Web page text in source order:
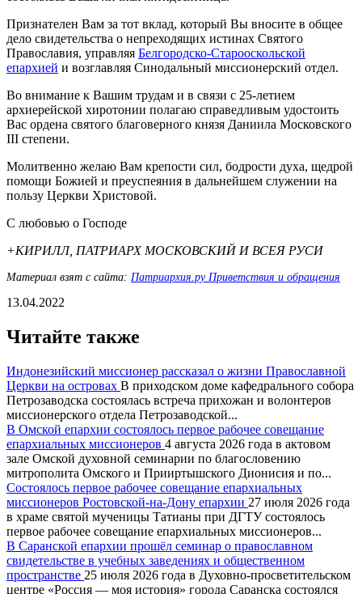
Признателен Вам за тот вклад, который Вы вносите в общее
дело свидетельства о непреходящих истинах Святого
Православия, управляя Белгородско-Старооскольской
епархией и возглавляя Синодальный миссионерский отдел.
Во внимание к Вашим трудам и в связи с 25-летием
архиерейской хиротонии полагаю справедливым удостоить
Вас ордена святого благоверного князя Даниила Московского
III степени.
Молитвенно желаю Вам крепости сил, бодрости духа, щедрой
помощи Божией и преуспеяния в дальнейшем служении на
пользу Церкви Христовой.
С любовью о Господе
+КИРИЛЛ, ПАТРИАРХ МОСКОВСКИЙ И ВСЕЯ РУСИ
Материал взят с сайта: Патриархия.ру Приветствия и обращения
13.04.2022
Читайте также
Индонезийский миссионер рассказал о жизни Православной
Церкви на островах В приходском доме кафедрального собора
Петрозаводска состоялась встреча прихожан и волонтеров
миссионерского отдела Петрозаводской...
В Омской епархии состоялось первое рабочее совещание
епархиальных миссионеров 4 августа 2026 года в актовом
зале Омской духовной семинарии по благословению
митрополита Омского и Прииртышского Дионисия и по...
Состоялось первое рабочее совещание епархиальных
миссионеров Ростовской-на-Дону епархии 27 июля 2026 года
в храме святой мученицы Татианы при ДГТУ состоялось
первое рабочее совещание епархиальных миссионеров...
В Саранской епархии прошёл семинар о православном
свидетельстве в учебных заведениях и общественном
пространстве 25 июля 2026 года в Духовно-просветительском
центре «Россия — моя история» города Саранска состоялся